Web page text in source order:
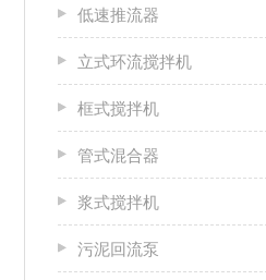
低速推流器
立式环流搅拌机
框式搅拌机
管式混合器
浆式搅拌机
污泥回流泵